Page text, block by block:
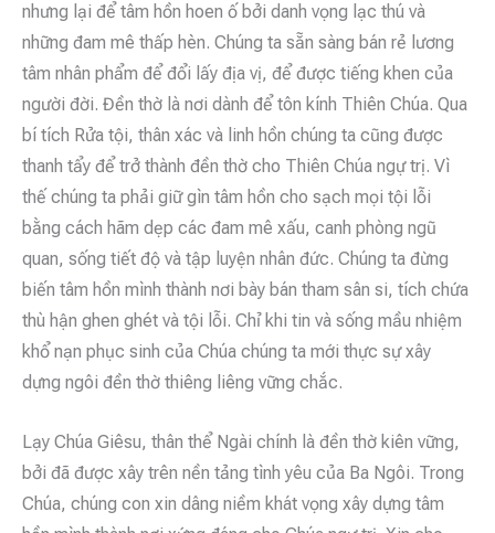
nhưng lại để tâm hồn hoen ố bởi danh vọng lạc thú và
những đam mê thấp hèn. Chúng ta sẵn sàng bán rẻ lương
tâm nhân phẩm để đổi lấy địa vị, để được tiếng khen của
người đời. Đền thờ là nơi dành để tôn kính Thiên Chúa. Qua
bí tích Rửa tội, thân xác và linh hồn chúng ta cũng được
thanh tẩy để trở thành đền thờ cho Thiên Chúa ngự trị. Vì
thế chúng ta phải giữ gìn tâm hồn cho sạch mọi tội lỗi
bằng cách hãm dẹp các đam mê xấu, canh phòng ngũ
quan, sống tiết độ và tập luyện nhân đức. Chúng ta đừng
biến tâm hồn mình thành nơi bày bán tham sân si, tích chứa
thù hận ghen ghét và tội lỗi. Chỉ khi tin và sống mầu nhiệm
khổ nạn phục sinh của Chúa chúng ta mới thực sự xây
dựng ngôi đền thờ thiêng liêng vững chắc.
Lạy Chúa Giêsu, thân thể Ngài chính là đền thờ kiên vững,
bởi đã được xây trên nền tảng tình yêu của Ba Ngôi. Trong
Chúa, chúng con xin dâng niềm khát vọng xây dựng tâm